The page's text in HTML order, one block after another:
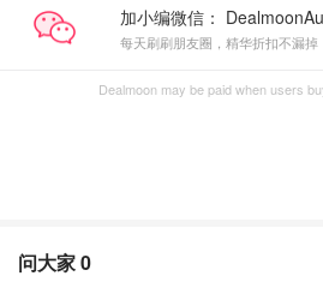
加小编微信：
每天刷刷朋友圈，精华折扣不漏掉
Dealmoon may be paid when users
问大家0